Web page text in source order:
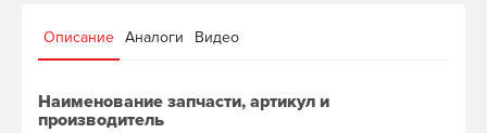
Описание Аналоги Видео
Наименование запчасти, артикул и
производитель